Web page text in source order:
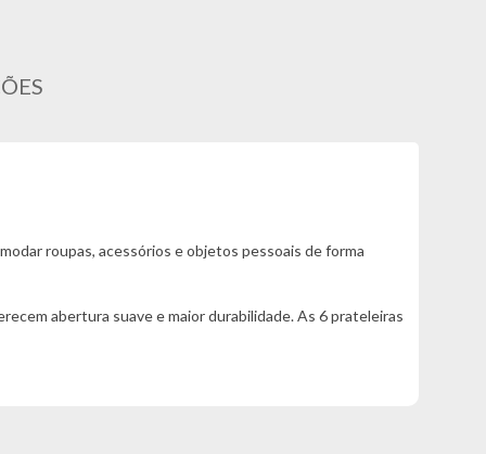
roupas, acessórios e objetos pessoais de forma
abertura suave e maior durabilidade. As 6 prateleiras